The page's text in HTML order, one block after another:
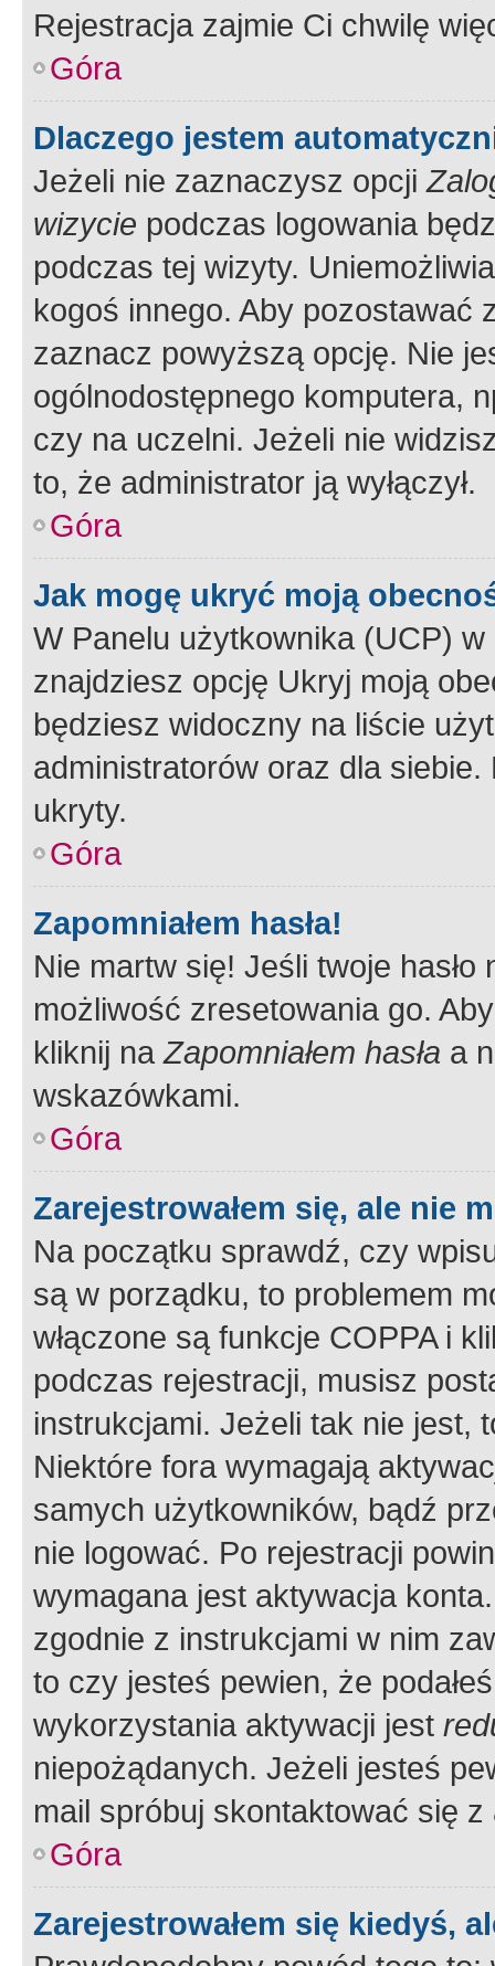
Rejestracja zajmie Ci chwilę
Góra
Dlaczego jestem
Jeżeli nie zaznaczysz opcji
wizycie podczas logowania
podczas tej wizyty.
kogoś innego. Aby pozostawać
zaznacz powyższą opcję. Nie
ogólnodostępnego komputera,
czy na uczelni. Jeżeli nie
to, że administrator ją wyłączył.
Góra
Jak mogę ukryć moją
W Panelu użytkownika (UCP) w
znajdziesz opcję Ukryj moją
będziesz widoczny na liście
administratorów oraz dla
ukryty.
Góra
Zapomniałem hasła!
Nie martw się! Jeśli twoje
możliwość zresetowania go.
kliknij naZapomniałem hasła a
wskazówkami.
Góra
Zarejestrowałem się, ale nie
Na początku sprawdź, czy
są w porządku, to problemem
włączone są funkcje COPPA i
podczas rejestracji, musisz
instrukcjami. Jeżeli tak nie jest,
Niektóre fora wymagają
samych użytkowników, bądź
nie logować. Po rejestracji
wymagana jest aktywacja
zgodnie z instrukcjami w nim
to czy jesteś pewien, że
wykorzystania aktywacji jest
niepożądanych. Jeżeli jesteś
mail spróbuj skontaktować się
Góra
Zarejestrowałem się kiedyś,